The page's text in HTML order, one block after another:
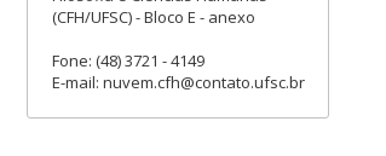
(CFH/UFSC) - Bloco E - anexo
Fone: (48) 3721 - 4149
E-mail: nuvem.cfh@contato.ufsc.br